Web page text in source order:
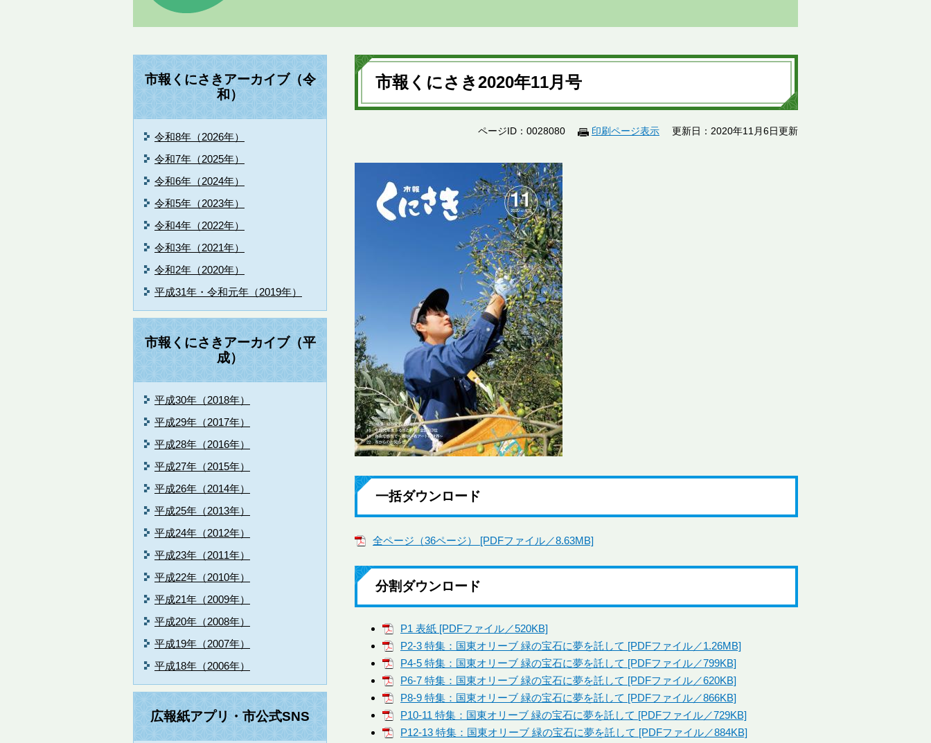
本
文
市報くにさき2020年11月号
ページID：0028080 印刷ページ表示 更新日：2020年11月6日更新
一括ダウンロード
全ページ（36ページ） [PDFファイル／8.63MB]
分割ダウンロード
P1 表紙 [PDFファイル／520KB]
P2-3 特集：国東オリーブ 緑の宝石に夢を託して [PDFファイル／1.26MB]
P4-5 特集：国東オリーブ 緑の宝石に夢を託して [PDFファイル／799KB]
P6-7 特集：国東オリーブ 緑の宝石に夢を託して [PDFファイル／620KB]
P8-9 特集：国東オリーブ 緑の宝石に夢を託して [PDFファイル／866KB]
P10-11 特集：国東オリーブ 緑の宝石に夢を託して [PDFファイル／729KB]
P12-13 特集：国東オリーブ 緑の宝石に夢を託して [PDFファイル／884KB]
市報くにさきアーカイブ（令
和）
令和8年（2026年）
令和7年（2025年）
令和6年（2024年）
令和5年（2023年）
令和4年（2022年）
令和3年（2021年）
令和2年（2020年）
平成31年・令和元年（2019年）
市報くにさきアーカイブ（平
成）
平成30年（2018年）
平成29年（2017年）
平成28年（2016年）
平成27年（2015年）
平成26年（2014年）
平成25年（2013年）
平成24年（2012年）
平成23年（2011年）
平成22年（2010年）
平成21年（2009年）
平成20年（2008年）
平成19年（2007年）
平成18年（2006年）
広報紙アプリ・市公式SNS